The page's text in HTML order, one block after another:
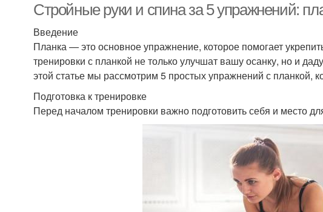
Стройные руки и спина за 5 упражнений:
Введение
Планка — это основное упражнение, которое помогает
тренировки с планкой не только улучшат вашу осанку, но и
этой статье мы рассмотрим 5 простых упражнений с планкой,
Подготовка к тренировке
Перед началом тренировки важно подготовить себя и место